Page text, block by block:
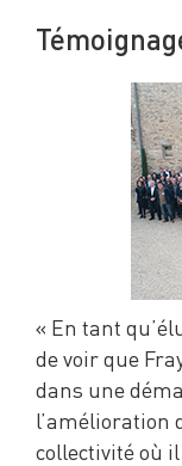
« En tant
de voir que
dans une
l’amélioration
collectivité où